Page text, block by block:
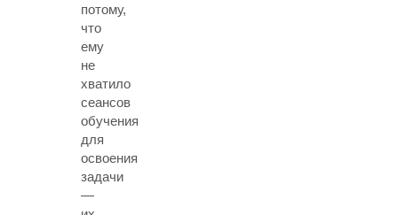
потому,
что
ему
не
хватило
сеансов
обучения
для
освоения
задачи
—